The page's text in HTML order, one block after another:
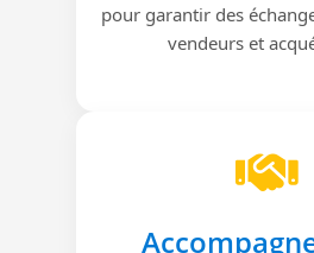
pour garantir des
vendeurs et